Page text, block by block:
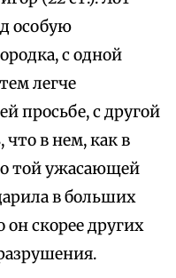
особую
с одной
легче
просьбе, с другой
в нем, как в
той ужасающей
в больших
он скорее других